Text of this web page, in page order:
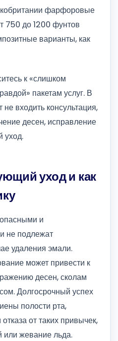
фарфоровые
750 до 1200 фунтов
варианты, как
к «слишком
пакетам услуг. В
входить консультация,
десен, исправление
уход.
уход и как
и
не подлежат
удаления эмали.
может привести к
десен, сколам
Долгосрочный успех
полости рта,
от таких привычек,
или жевание льда.